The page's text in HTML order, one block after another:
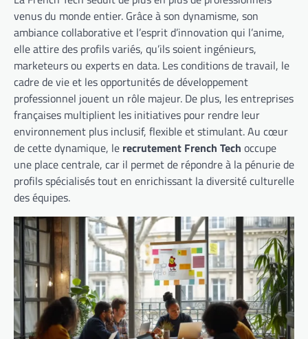
venus du monde entier. Grâce à son dynamisme, son
ambiance collaborative et l’esprit d’innovation qui l’anime,
elle attire des profils variés, qu’ils soient ingénieurs,
marketeurs ou experts en data. Les conditions de travail, le
cadre de vie et les opportunités de développement
professionnel jouent un rôle majeur. De plus, les entreprises
françaises multiplient les initiatives pour rendre leur
environnement plus inclusif, flexible et stimulant. Au cœur
de cette dynamique, le recrutement French Tech occupe
une place centrale, car il permet de répondre à la pénurie de
profils spécialisés tout en enrichissant la diversité culturelle
des équipes.